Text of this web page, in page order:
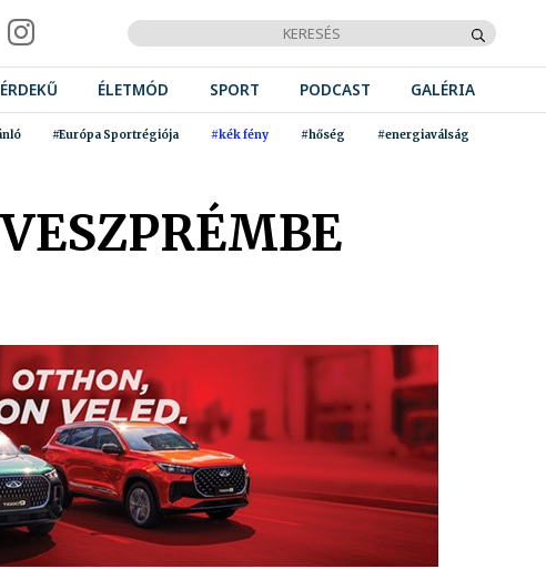
ÉLETMÓD SPORT PODCAST GALÉRIA
#Európa Sportrégiója #kék fény #hőség #energiaválság